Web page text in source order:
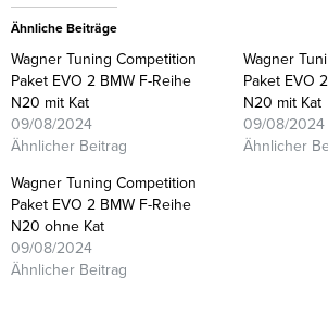
Ähnliche Beiträge
Wagner Tuning Competition
Paket EVO 2 BMW F-Reihe
N20 mit Kat
09/08/2024
Ähnlicher Beitrag
Wagner
Paket EVO
N20 mit Kat
09/08/2024
Ähnlicher
Wagner Tuning Competition
Paket EVO 2 BMW F-Reihe
N20 ohne Kat
09/08/2024
Ähnlicher Beitrag